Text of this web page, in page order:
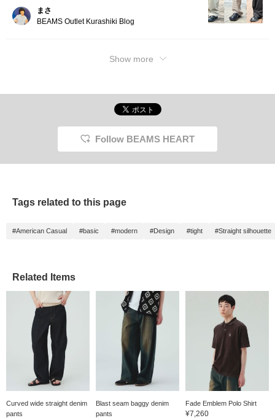
まさ
BEAMS Outlet Kurashiki Blog
Show more
Follow BEAMS HEART
Tags related to this page
#American Casual #basic #modern #Design #tight #Straight silhouette
Related Items
Curved wide straight denim
pants
Blast seam baggy denim
pants
Fade Emblem Polo Shirt
¥7,260